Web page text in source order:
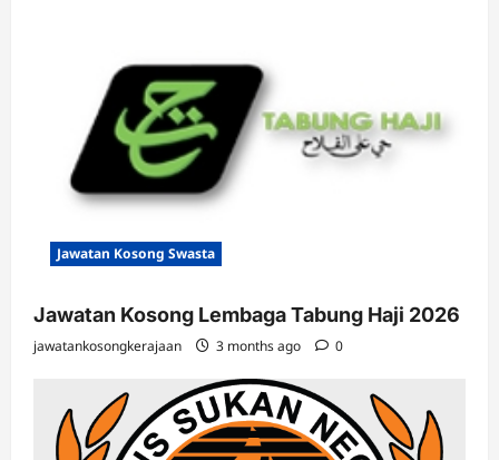
Jawatan Kosong Swasta
Jawatan Kosong Lembaga Tabung Haji 2026
jawatankosongkerajaan 3 months ago 0